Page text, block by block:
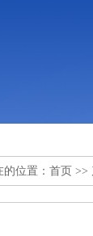
位置： 首页 >>